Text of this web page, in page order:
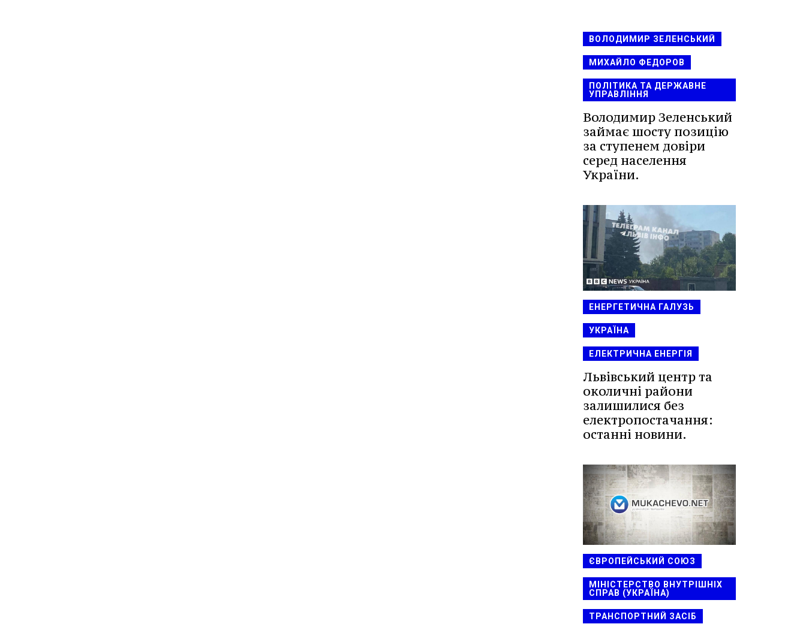
ВОЛОДИМИР ЗЕЛЕНСЬКИЙ
МИХАЙЛО ФЕДОРОВ
ПОЛІТИКА ТА ДЕРЖАВНЕ
УПРАВЛІННЯ
Володимир Зеленський
займає шосту позицію
за ступенем довіри
серед населення
України.
ЕНЕРГЕТИЧНА ГАЛУЗЬ
УКРАЇНА
ЕЛЕКТРИЧНА ЕНЕРГІЯ
Львівський центр та
околичні райони
залишилися без
електропостачання:
останні новини.
ЄВРОПЕЙСЬКИЙ СОЮЗ
МІНІСТЕРСТВО ВНУТРІШНІХ
СПРАВ (УКРАЇНА)
ТРАНСПОРТНИЙ ЗАСІБ